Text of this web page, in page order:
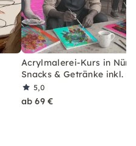
Acrylmalerei-Kurs in
Snacks & Getränke inkl.
5,0
ab 69 €